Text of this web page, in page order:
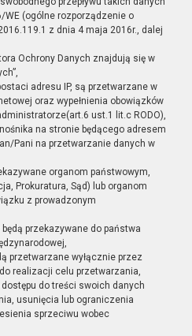
(ogólne rozporządzenie o
z dnia 4 maja 2016r., dalej
Ochrony Danych znajdują się w
adresu IP, są przetwarzane w
oraz wypełnienia obowiązków
ust.1 lit.c RODO),
na stronie będącego adresem
Pani na przetwarzanie danych w
organom państwowym,
Prokuratura, Sąd) lub organom
z prowadzonym
przekazywane do państwa
przetwarzane wyłącznie przez
realizacji celu przetwarzania,
do treści swoich danych
usunięcia lub ograniczenia
sprzeciwu wobec